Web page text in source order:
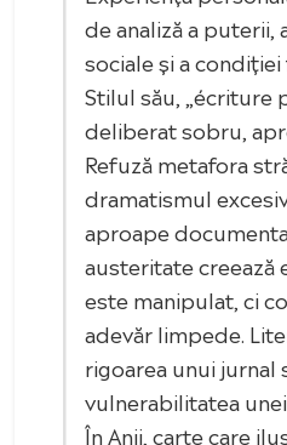
de analiză a
sociale și a condiției
Stilul său, „écriture
deliberat sobru,
Refuză metafora
dramatismul
aproape
austeritate creează
este manipulat, ci
adevăr limpede.
rigoarea unui jurnal
vulnerabilitatea
În Anii, carte care